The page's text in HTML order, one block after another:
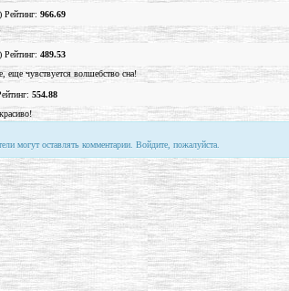
Рейтинг: 966.69
Рейтинг: 489.53
еще чувствуется волшебство сна!
554.88
могут оставлять комментарии. Войдите, пожалуйста.